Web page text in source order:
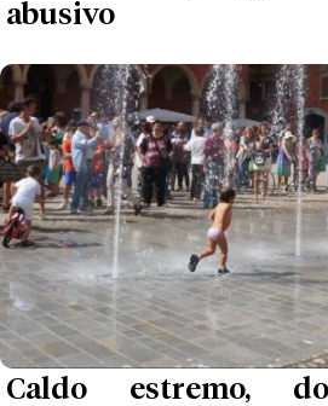
abusivo
Caldo estremo,